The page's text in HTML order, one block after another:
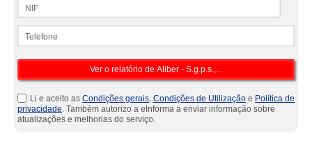
Li e aceito as Condições gerais, Condições de Utilização e Política de
privacidade. Também autorizo a eInforma a enviar informação sobre
atualizações e melhorias do serviço.